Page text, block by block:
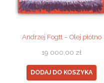
Andrzej Fogtt – Olej płótno
19 000,00 zł
DODAJ DO KOSZYKA